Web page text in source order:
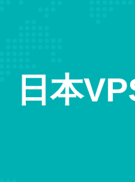
日本